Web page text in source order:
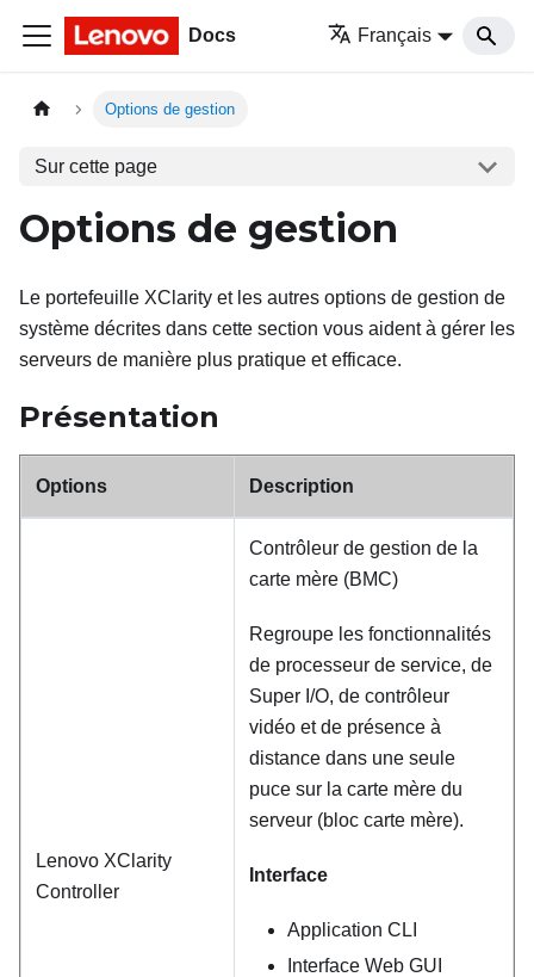
Docs Français
Options de gestion
Sur cette page
Options de gestion
Le portefeuille XClarity et les autres options de gestion de
système décrites dans cette section vous aident à gérer les
serveurs de manière plus pratique et efficace.
Présentation
Options Description
Lenovo XClarity
Controller
Contrôleur de gestion de la
carte mère (BMC)
Regroupe les fonctionnalités
de processeur de service, de
Super I/O, de contrôleur
vidéo et de présence à
distance dans une seule
puce sur la carte mère du
serveur (bloc carte mère).
Interface
Application CLI
Interface Web GUI